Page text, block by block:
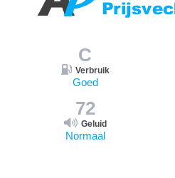
C
Verbruik
Goed
72
Geluid
Normaal